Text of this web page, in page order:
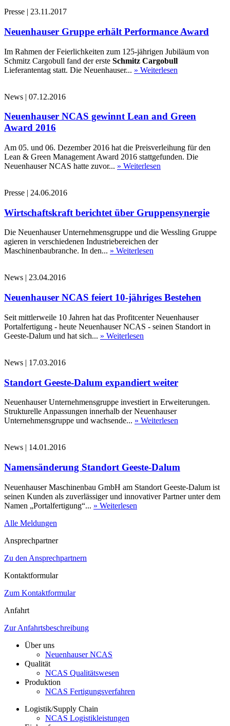
Presse | 23.11.2017
Neuenhauser Gruppe erhält Performance Award
Im Rahmen der Feierlichkeiten zum 125-jährigen Jubiläum von
Schmitz Cargobull fand der erste Schmitz Cargobull
Lieferantentag statt. Die Neuenhauser... » Weiterlesen
News | 07.12.2016
Neuenhauser NCAS gewinnt Lean and Green
Award 2016
Am 05. und 06. Dezember 2016 hat die Preisverleihung für den
Lean & Green Management Award 2016 stattgefunden. Die
Neuenhauser NCAS hatte zuvor... » Weiterlesen
Presse | 24.06.2016
Wirtschaftskraft berichtet über Gruppensynergie
Die Neuenhauser Unternehmensgruppe und die Wessling Gruppe
agieren in verschiedenen Industriebereichen der
Maschinenbaubranche. In den... » Weiterlesen
News 23.04.2016
Neuenhauser NCAS feiert 10-jähriges Bestehen
Seit mittlerweile 10 Jahren hat das Profitcenter Neuenhauser
Portalfertigung - heute Neuenhauser NCAS - seinen Standort in
Geeste-Dalum und hat sich... » Weiterlesen
News | 17.03.2016
Standort Geeste-Dalum expandiert weiter
Neuenhauser Unternehmensgruppe investiert in Erweiterungen.
Strukturelle Anpassungen innerhalb der Neuenhauser
Unternehmensgruppe und wachsende... » Weiterlesen
News | 14.01.2016
Namensänderung Standort Geeste-Dalum
Neuenhauser Maschinenbau GmbH am Standort Geeste-Dalum ist
seinen Kunden als zuverlässiger und innovativer Partner unter dem
Namen „Portalfertigung“... » Weiterlesen
Alle Meldungen
Ansprechpartner
Zu den Ansprechpartnern
Kontaktformular
Zum Kontaktformular
Anfahrt
Zur Anfahrtsbeschreibung
Über uns
Neuenhauser NCAS
Qualität
NCAS Qualitätswesen
Produktion
NCAS Fertigungsverfahren
Logistik/Supply Chain
NCAS Logistikleistungen